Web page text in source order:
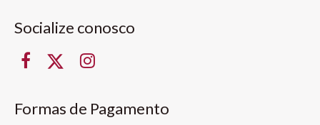
Socialize conosco
Formas de Pagamento